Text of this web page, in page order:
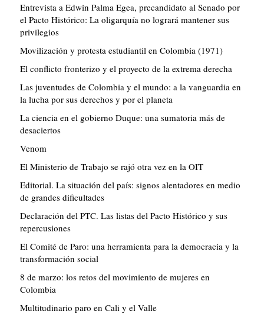
Entrevista a Edwin Palma Egea, precandidato al Senado por
el Pacto Histórico: La oligarquía no logrará mantener sus
privilegios
Movilización y protesta estudiantil en Colombia (1971)
El conflicto fronterizo y el proyecto de la extrema derecha
Las juventudes de Colombia y el mundo: a la vanguardia en
la lucha por sus derechos y por el planeta
La ciencia en el gobierno Duque: una sumatoria más de
desaciertos
Venom
El Ministerio de Trabajo se rajó otra vez en la OIT
Editorial. La situación del país: signos alentadores en medio
de grandes dificultades
Declaración del PTC. Las listas del Pacto Histórico y sus
repercusiones
El Comité de Paro: una herramienta para la democracia y la
transformación social
8 de marzo: los retos del movimiento de mujeres en
Colombia
Multitudinario paro en Cali y el Valle